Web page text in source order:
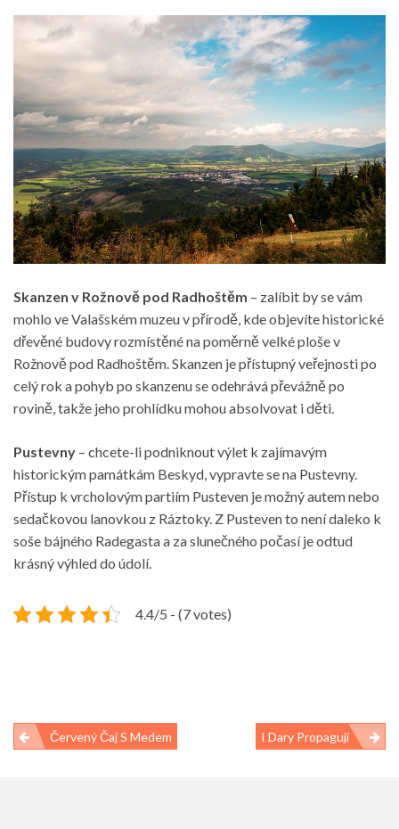
Skanzen v Rožnově pod Radhoštěm – zalíbit by se vám
mohlo ve Valašském muzeu v přírodě, kde objevíte historické
dřevěné budovy rozmístěné na poměrně velké ploše v
Rožnově pod Radhoštěm. Skanzen je přístupný veřejnosti po
celý rok a pohyb po skanzenu se odehrává převážně po
rovině, takže jeho prohlídku mohou absolvovat i děti.
Pustevny – chcete-li podniknout výlet k zajímavým
historickým památkám Beskyd, vypravte se na Pustevny.
Přístup k vrcholovým partiím Pusteven je možný autem nebo
sedačkovou lanovkou z Ráztoky. Z Pusteven to není daleko k
soše bájného Radegasta a za slunečného počasí je odtud
krásný výhled do údolí.
4.4/5 - (7 votes)
Navigace
Červený Čaj S Medem I Dary Propagují